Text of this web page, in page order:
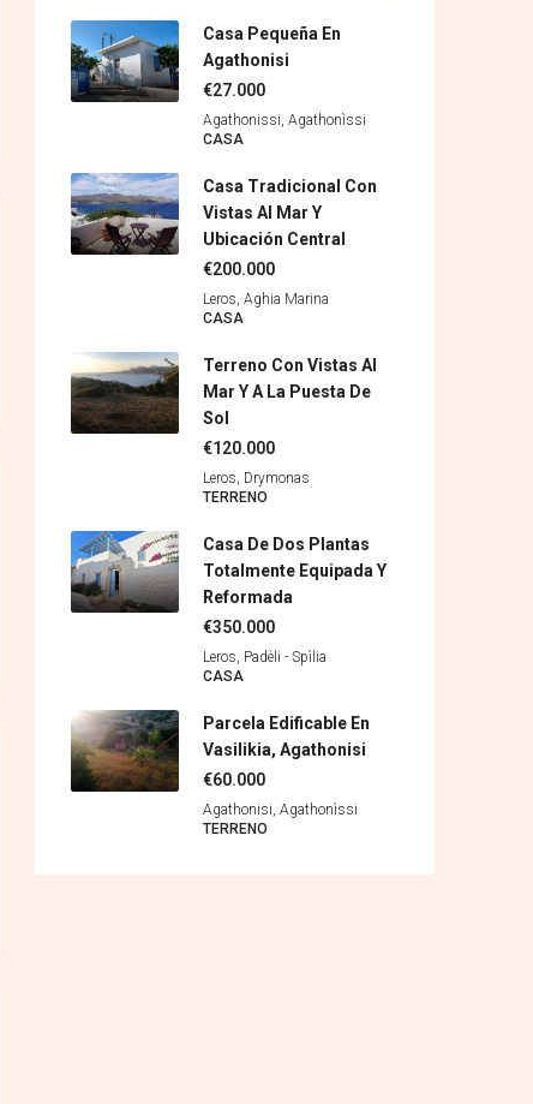
Casa Pequeña En
Agathonisi
€27.000
Agathonissi, Agathonìssi
CASA
Casa Tradicional Con
Vistas Al Mar Y
Ubicación Central
€200.000
Leros, Aghia Marina
CASA
Terreno Con Vistas Al
Mar Y A La Puesta De
Sol
€120.000
Leros, Drymonas
TERRENO
Casa De Dos Plantas
Totalmente Equipada Y
Reformada
€350.000
Leros, Padèli - Spìlia
CASA
Parcela Edificable En
Vasilikia, Agathonisi
€60.000
Agathonisi, Agathonìssi
TERRENO